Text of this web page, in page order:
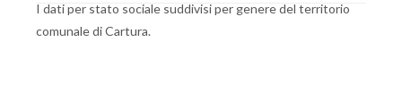
I dati per stato sociale suddivisi per genere del territorio
comunale di Cartura.